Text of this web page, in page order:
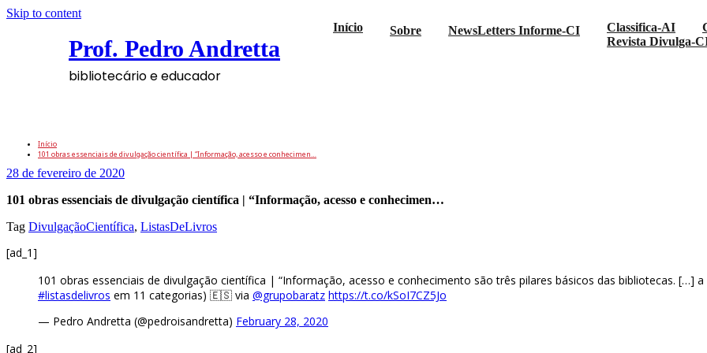
Skip to content
Prof. Pedro Andretta
bibliotecário e educador
Início Sobre NewsLetters Informe-CI Classifica-AI
Revista Divulga-
Início
101 obras essenciais de divulgação científica | “Informação, acesso e conhecimen…
28 de fevereiro de 2020
101 obras essenciais de divulgação científica | “Informação, acesso e conhecimen…
Tag DivulgaçãoCientífica, ListasDeLivros
[ad_1]
101 obras essenciais de divulgação científica | “Informação, acesso e conhecimento são três pilares básicos das bibliotecas. […] a
#listasdelivros em 11 categorias) 🇪🇸 via ⁦ @grupobaratz https://t.co/kSoI7CZ5Jo
— Pedro Andretta (@pedroisandretta) February 28, 2020
[ad_2]